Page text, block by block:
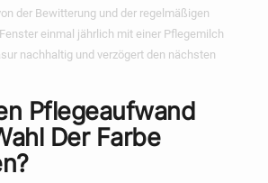
der Bewitterung und der regelmäßigen
einmal jährlich mit einer Pflegemilch
nachhaltig und verzögert den nächsten
Pflegeaufwand
Der Farbe